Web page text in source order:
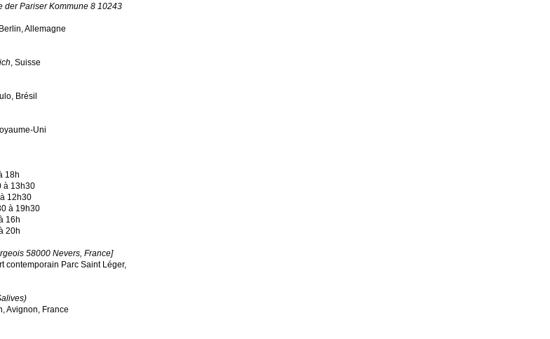
der Pariser Kommune 8 10243
Allemagne
, Suisse
Brésil
Uni
18h
à 13h30
12h30
à 19h30
16h
20h
58000 Nevers, France]
contemporain Parc Saint Léger,
Avignon, France